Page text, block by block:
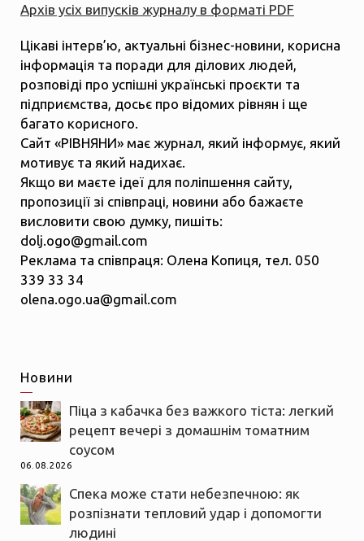
Архів усіх випусків журналу в форматі PDF
Цікаві інтерв’ю, актуальні бізнес-новини, корисна
інформація та поради для ділових людей,
розповіді про успішні українські проєкти та
підприємства, досьє про відомих рівнян і ще
багато корисного.
Сайт «РІВНЯНИ» має журнал, який інформує, який
мотивує та який надихає.
Якщо ви маєте ідеї для поліпшення сайту,
пропозиції зі співпраці, новини або бажаєте
висловити свою думку, пишіть:
dolj.ogo@gmail.com
Реклама та співпраця: Олена Копиця, тел. 050
339 33 34
olena.ogo.ua@gmail.com
Новини
Піца з кабачка без важкого тіста: легкий
рецепт вечері з домашнім томатним
соусом
06.08.2026
Спека може стати небезпечною: як
розпізнати тепловий удар і допомогти
людині